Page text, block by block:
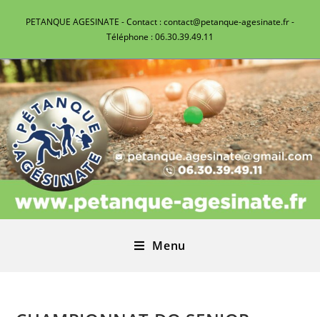
PETANQUE AGESINATE - Contact : contact@petanque-agesinate.fr -
Téléphone : 06.30.39.49.11
Menu